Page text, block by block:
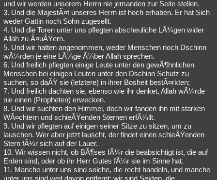
und wir werden unserem Herrn nie jemanden zur Seite stellen.
3. Und die MajestÃ¤t unseres Herrn ist hoch erhaben. Er hat Sich
weder Gattin noch Sohn zugesellt.
4. Und die Toren unter uns pflegten abscheuliche LÃ¼gen wider
Allah zu Ã¤uÃŸern.
5. Und wir hatten angenommen, weder Menschen noch Dschinn
wÃ¼rden je eine LÃ¼ge Ã¼ber Allah sprechen.
6. Und freilich pflegten einige Leute unter den gewÃ¶hnlichen
Menschen bei einigen Leuten unter den Dschinn Schutz zu
suchen, so daÃŸ sie (letztere) in ihrer Bosheit bestÃ¤rkten;
7. Und freilich dachten sie, ebenso wie ihr denket, Allah wÃ¼rde
nie einen (Propheten) erwecken.
8. Und wir suchten den Himmel, doch wir fanden ihn mit starken
WÃ¤chtern und schieÃŸenden Sternen erfÃ¼llt.
9. Und wir pflegten auf einigen seiner Sitze zu sitzen, um zu
lauschen. Wer aber jetzt lauscht, der findet einen schieÃŸenden
Stern fÃ¼r sich auf der Lauer.
10. Wir wissen nicht, ob BÃ¶ses fÃ¼r die beabsichtigt ist, die auf
Erden sind, oder ob ihr Herr Gutes fÃ¼r sie im Sinne hat.
11. Manche unter uns sind solche, die recht handeln, und manche
unter uns sind weit davon entfernt; wir sind Sekten, die